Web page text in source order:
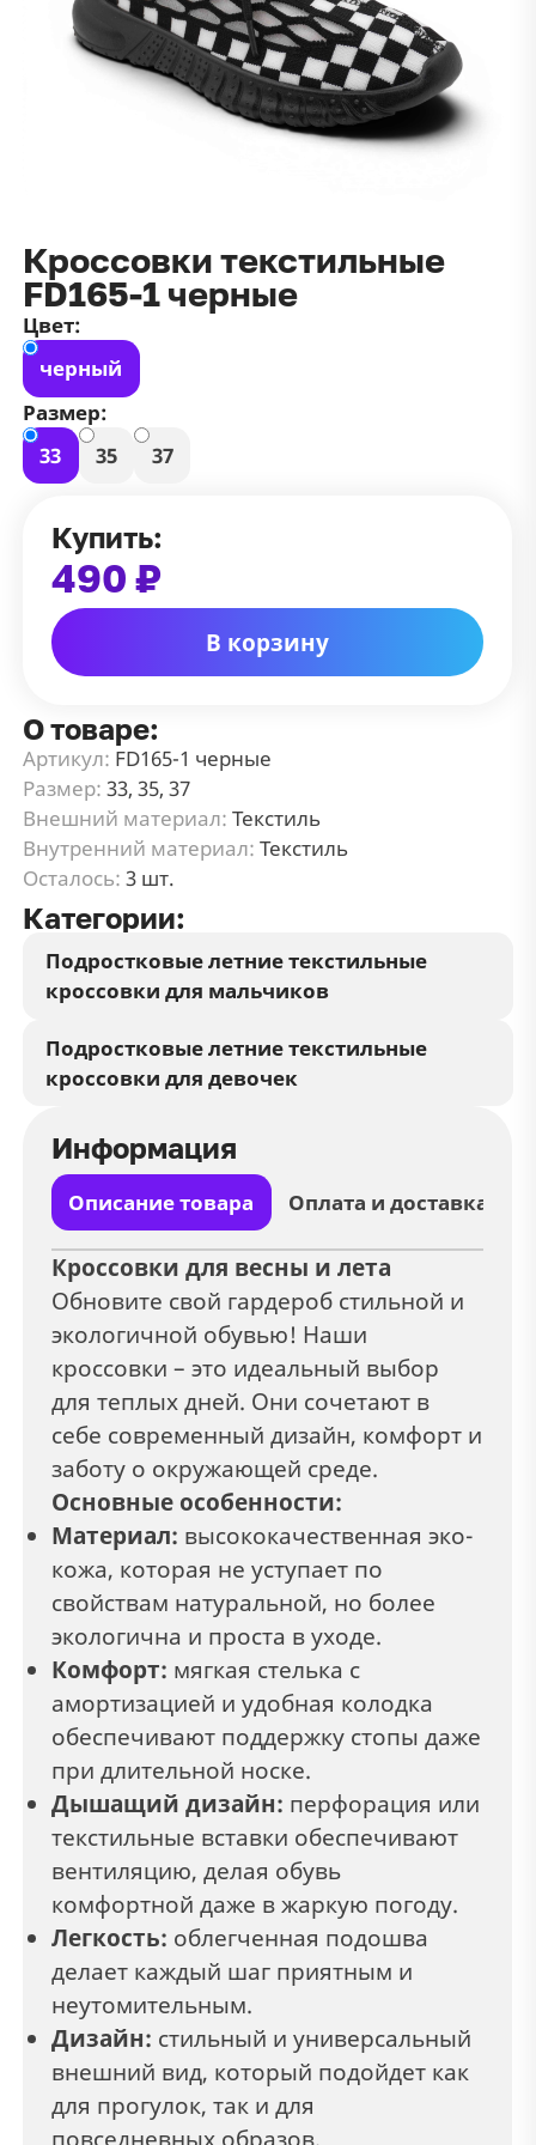
Кроссовки текстильные
FD165-1 черные
Цвет:
черный
Размер:
33
35 37
Купить:
490 ₽
В корзину
О товаре:
Артикул: FD165-1 черные
Размер: 33, 35, 37
Внешний материал: Текстиль
Внутренний материал: Текстиль
Осталось: 3 шт.
Категории:
Подростковые летние текстильные
кроссовки для мальчиков
Подростковые летние текстильные
кроссовки для девочек
Информация
Описание товара Оплата и доставка
Кроссовки для весны и лета
Обновите свой гардероб стильной и
экологичной обувью! Наши
кроссовки – это идеальный выбор
для теплых дней. Они сочетают в
себе современный дизайн, комфорт и
заботу о окружающей среде.
Основные особенности:
Материал: высококачественная эко-
кожа, которая не уступает по
свойствам натуральной, но более
экологична и проста в уходе.
Комфорт: мягкая стелька с
амортизацией и удобная колодка
обеспечивают поддержку стопы даже
при длительной носке.
Дышащий дизайн: перфорация или
текстильные вставки обеспечивают
вентиляцию, делая обувь
комфортной даже в жаркую погоду.
Легкость: облегченная подошва
делает каждый шаг приятным и
неутомительным.
Дизайн: стильный и универсальный
внешний вид, который подойдет как
для прогулок, так и для
данных
ипубличной оффертой
Зарегистрироваться
100 ₽100 ₽
42